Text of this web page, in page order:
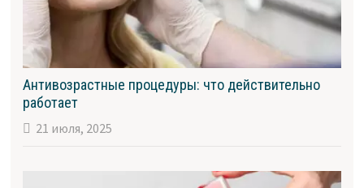
Антивозрастные процедуры: что действительно
работает
21 июля, 2025